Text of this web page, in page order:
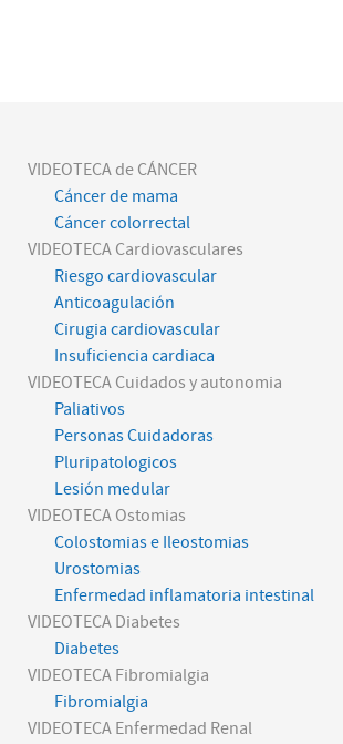
VIDEOTECA de CÁNCER
Cáncer de mama
Cáncer colorrectal
VIDEOTECA Cardiovasculares
Riesgo cardiovascular
Anticoagulación
Cirugia cardiovascular
Insuficiencia cardiaca
VIDEOTECA Cuidados y autonomia
Paliativos
Personas Cuidadoras
Pluripatologicos
Lesión medular
VIDEOTECA Ostomias
Colostomias e Ileostomias
Urostomias
Enfermedad inflamatoria intestinal
VIDEOTECA Diabetes
Diabetes
VIDEOTECA Fibromialgia
Fibromialgia
VIDEOTECA Enfermedad Renal